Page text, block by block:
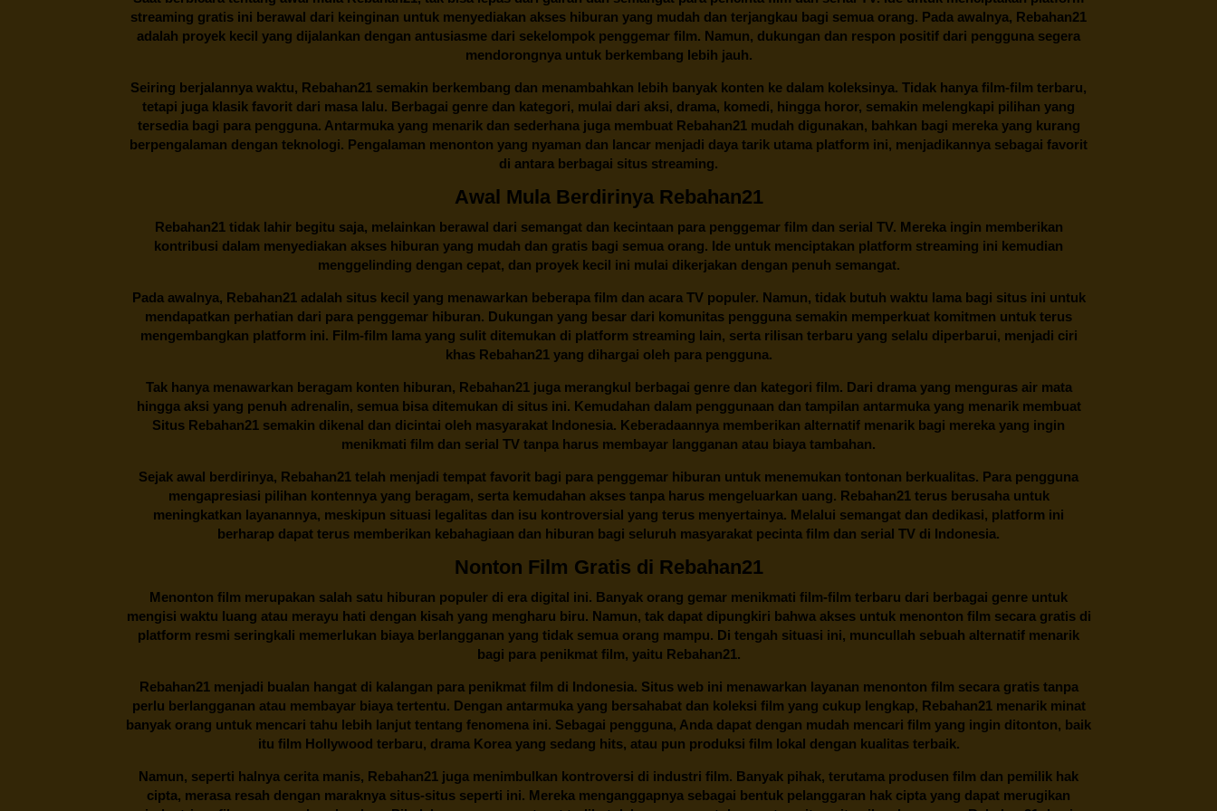
streaming gratis ini berawal dari keinginan untuk menyediakan akses hiburan yang mudah dan terjangkau bagi semua orang. Pada awalnya, Rebahan21
adalah proyek kecil yang dijalankan dengan antusiasme dari sekelompok penggemar film. Namun, dukungan dan respon positif dari pengguna segera
mendorongnya untuk berkembang lebih jauh.
Seiring berjalannya waktu, Rebahan21 semakin berkembang dan menambahkan lebih banyak konten ke dalam koleksinya. Tidak hanya film-film terbaru,
tetapi juga klasik favorit dari masa lalu. Berbagai genre dan kategori, mulai dari aksi, drama, komedi, hingga horor, semakin melengkapi pilihan yang
tersedia bagi para pengguna. Antarmuka yang menarik dan sederhana juga membuatRebahan21mudah digunakan, bahkan bagi mereka yang kurang
berpengalaman dengan teknologi. Pengalaman menonton yang nyaman dan lancar menjadi daya tarik utama platform ini, menjadikannya sebagai favorit
di antara berbagai situs streaming.
Awal Mula Berdirinya Rebahan21
Rebahan21tidak lahir begitu saja, melainkan berawal dari semangat dan kecintaan para penggemar film dan serial TV. Mereka ingin memberikan
kontribusi dalam menyediakan akses hiburan yang mudah dan gratis bagi semua orang. Ide untuk menciptakan platform streaming ini kemudian
menggelinding dengan cepat, dan proyek kecil ini mulai dikerjakan dengan penuh semangat.
Pada awalnya, Rebahan21adalah situs kecil yang menawarkan beberapa film dan acara TV populer. Namun, tidak butuh waktu lama bagi situs ini untuk
mendapatkan perhatian dari para penggemar hiburan. Dukungan yang besar dari komunitas pengguna semakin memperkuat komitmen untuk terus
mengembangkan platform ini. Film-film lama yang sulit ditemukan di platform streaming lain, serta rilisan terbaru yang selalu diperbarui, menjadi ciri
khas Rebahan21yang dihargai oleh para pengguna.
Tak hanya menawarkan beragam konten hiburan, Rebahan21 juga merangkul berbagai genre dan kategori film. Dari drama yang menguras air mata
hingga aksi yang penuh adrenalin, semua bisa ditemukan di situs ini. Kemudahan dalam penggunaan dan tampilan antarmuka yang menarik membuat
Situs Rebahan21 semakin dikenal dan dicintai oleh masyarakat Indonesia. Keberadaannya memberikan alternatif menarik bagi mereka yang ingin
menikmati film dan serial TV tanpa harus membayar langganan atau biaya tambahan.
Sejak awal berdirinya, Rebahan21 telah menjadi tempat favorit bagi para penggemar hiburan untuk menemukan tontonan berkualitas. Para pengguna
mengapresiasi pilihan kontennya yang beragam, serta kemudahan akses tanpa harus mengeluarkan uang. Rebahan21terus berusaha untuk
meningkatkan layanannya, meskipun situasi legalitas dan isu kontroversial yang terus menyertainya. Melalui semangat dan dedikasi, platform ini
berharap dapat terus memberikan kebahagiaan dan hiburan bagi seluruh masyarakat pecinta film dan serial TV di Indonesia.
Nonton Film Gratis di Rebahan21
Menonton film merupakan salah satu hiburan populer di era digital ini. Banyak orang gemar menikmati film-film terbaru dari berbagai genre untuk
mengisi waktu luang atau merayu hati dengan kisah yang mengharu biru. Namun, tak dapat dipungkiri bahwa akses untuk menonton film secara gratis di
platform resmi seringkali memerlukan biaya berlangganan yang tidak semua orang mampu. Di tengah situasi ini, muncullah sebuah alternatif menarik
bagi para penikmat film, yaitu Rebahan21.
Rebahan21menjadi bualan hangat di kalangan para penikmat film di Indonesia. Situs web ini menawarkan layanan menonton film secara gratis tanpa
perlu berlangganan atau membayar biaya tertentu. Dengan antarmuka yang bersahabat dan koleksi film yang cukup lengkap, Rebahan21menarik minat
banyak orang untuk mencari tahu lebih lanjut tentang fenomena ini. Sebagai pengguna, Anda dapat dengan mudah mencari film yang ingin ditonton, baik
itu film Hollywood terbaru, drama Korea yang sedang hits, atau pun produksi film lokal dengan kualitas terbaik.
Namun, seperti halnya cerita manis, Rebahan21 juga menimbulkan kontroversi di industri film. Banyak pihak, terutama produsen film dan pemilik hak
cipta, merasa resah dengan maraknya situs-situs seperti ini. Mereka menganggapnya sebagai bentuk pelanggaran hak cipta yang dapat merugikan